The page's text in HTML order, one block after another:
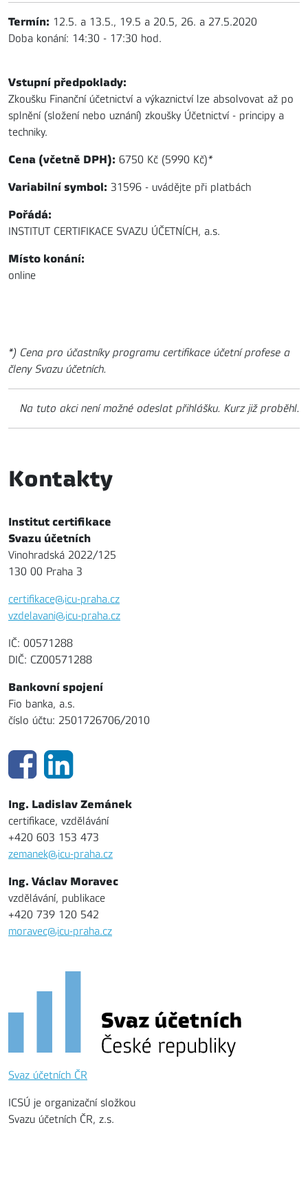
Termín: 12.5. a 13.5., 19.5 a 20.5, 26. a 27.5.2020
Doba konání: 14:30 - 17:30 hod.
Vstupní předpoklady:
Zkoušku Finanční účetnictví a výkaznictví lze absolvovat až po
splnění (složení nebo uznání) zkoušky Účetnictví - principy a
techniky.
Cena (včetně DPH): 6750 Kč (5990 Kč)*
Variabilní symbol: 31596 - uvádějte při platbách
Pořádá:
INSTITUT CERTIFIKACE SVAZU ÚČETNÍCH, a.s.
Místo konání:
online
*) Cena pro účastníky programu certifikace účetní profese a
členy Svazu účetních.
Na tuto akci není možné odeslat přihlášku. Kurz již proběhl.
Kontakty
Institut certifikace
Svazu účetních
Vinohradská 2022/125
130 00 Praha 3
certifikace@icu-praha.cz
vzdelavani@icu-praha.cz
IČ: 00571288
DIČ: CZ00571288
Bankovní spojení
Fio banka, a.s.
číslo účtu: 2501726706/2010
Ing. Ladislav Zemánek
certifikace, vzdělávání
+420 603 153 473
zemanek@icu-praha.cz
Ing. Václav Moravec
vzdělávání, publikace
+420 739 120 542
moravec@icu-praha.cz
Svaz účetních ČR
ICSÚ je organizační složkou
Svazu účetních ČR, z.s.